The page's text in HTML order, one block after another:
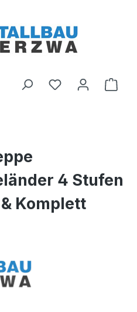
Du hast 0
4 Stufen
Komplett